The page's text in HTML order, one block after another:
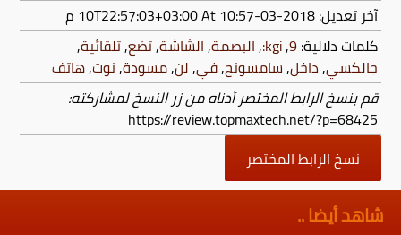
آخر تعديل:2018-03-10T22:57:03+03:00
At 10:57 م
كلمات دلالية:9
,
kgi:
,البصمة,الشاشة,تضع,تلقائية,
جالكسي,داخل,سامسونج,في,لن,مسودة,نوت,هاتف
قم بنسخ الرابط المختصر أدناه من زر النسخ لمشاركته:
https://review.topmaxtech.net/?p=68425
نسخ الرابط المختصر
شاهد أيضا ..